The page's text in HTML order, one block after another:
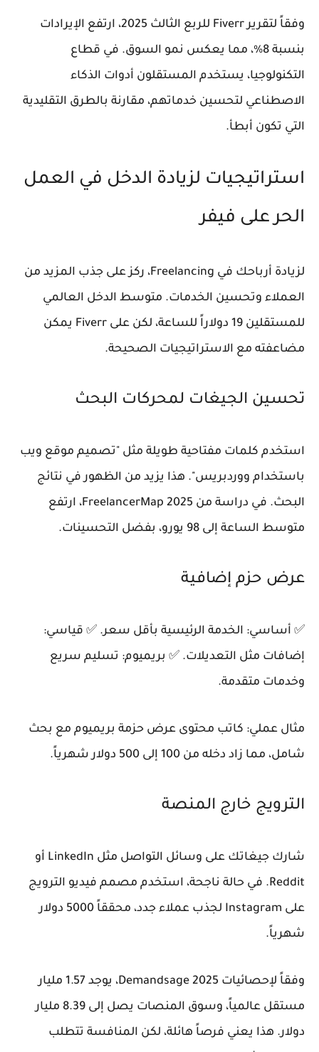
وفقاً لتقرير Fiverr للربع الثالث 2025، ارتفع الإيرادات
بنسبة 8%، مما يعكس نمو السوق. في قطاع
التكنولوجيا، يستخدم المستقلون أدوات الذكاء
الاصطناعي لتحسين خدماتهم، مقارنة بالطرق التقليدية
التي تكون أبطأ.
استراتيجيات لزيادة الدخل في العمل
الحر على فيفر
لزيادة أرباحك في Freelancing، ركز على جذب المزيد من
العملاء وتحسين الخدمات. متوسط الدخل العالمي
للمستقلين 19 دولاراً للساعة، لكن على Fiverr يمكن
مضاعفته مع الاستراتيجيات الصحيحة.
تحسين الجيغات لمحركات البحث
استخدم كلمات مفتاحية طويلة مثل "تصميم موقع ويب
باستخدام ووردبريس". هذا يزيد من الظهور في نتائج
البحث. في دراسة من FreelancerMap 2025، ارتفع
متوسط الساعة إلى 98 يورو، بفضل التحسينات.
عرض حزم إضافية
✅ أساسي: الخدمة الرئيسية بأقل سعر. ✅ قياسي:
إضافات مثل التعديلات. ✅ بريميوم: تسليم سريع
وخدمات متقدمة.
مثال عملي: كاتب محتوى عرض حزمة بريميوم مع بحث
شامل، مما زاد دخله من 100 إلى 500 دولار شهرياً.
الترويج خارج المنصة
شارك جيغاتك على وسائل التواصل مثل LinkedIn أو
Reddit. في حالة ناجحة، استخدم مصمم فيديو الترويج
على Instagram لجذب عملاء جدد، محققاً 5000 دولار
شهرياً.
وفقاً لإحصائيات Demandsage 2025، يوجد 1.57 مليار
مستقل عالمياً، وسوق المنصات يصل إلى 8.39 مليار
دولار. هذا يعني فرصاً هائلة، لكن المنافسة تتطلب